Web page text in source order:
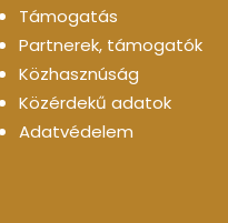
Támogatás
Partnerek, támogatók
Közhasznúság
Közérdekű adatok
Adatvédelem